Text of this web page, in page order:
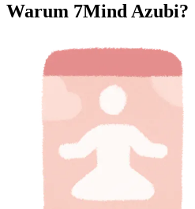
Warum 7Mind Azubi?